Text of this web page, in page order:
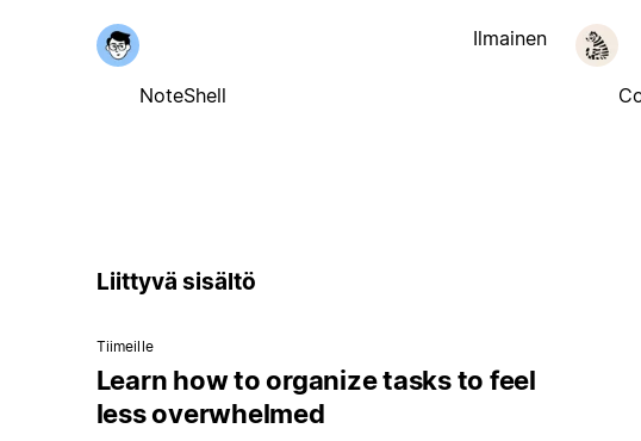
NoteShell
Ilmainen
Liittyvä sisältö
Tiimeille
Learn how to organize tasks to feel
less overwhelmed